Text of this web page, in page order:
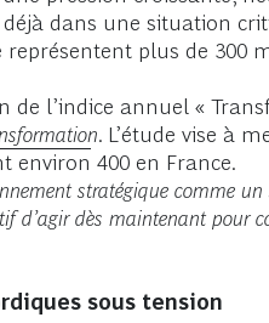
dans une situation
représentent plus de
de l’indice annuel «
. L’étude vise à
environ 400 en France.
stratégique comme
d’agir dès maintenant pour
sous tension